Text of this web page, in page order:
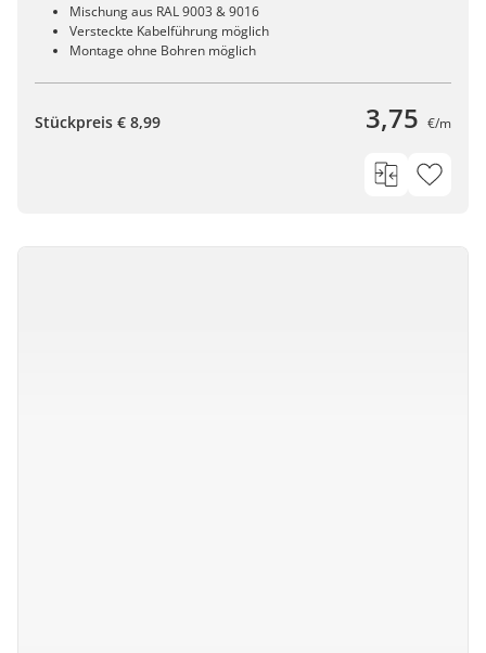
Mischung aus RAL 9003 & 9016
Versteckte Kabelführung möglich
Montage ohne Bohren möglich
Stückpreis € 8,99 3,75 €/m